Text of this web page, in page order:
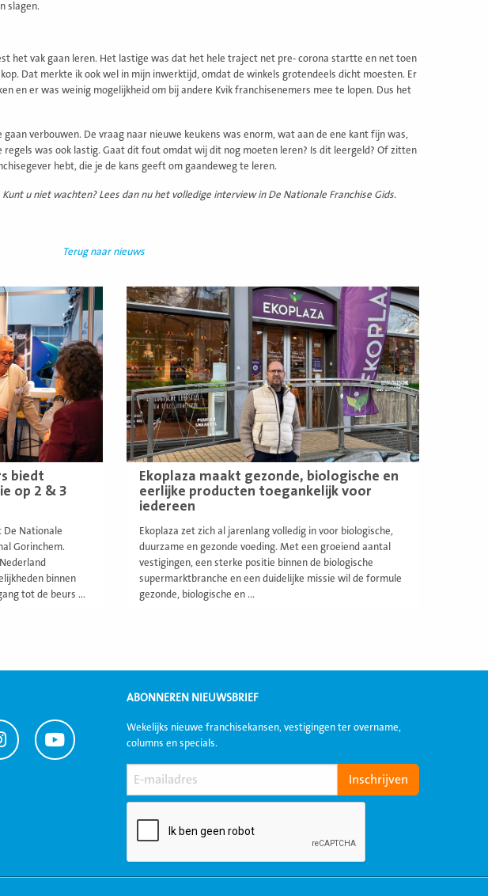
slagen.
het vak gaan leren. Het lastige was dat het hele traject net pre- corona startte en net toen
Dat merkte ik ook wel in mijn inwerktijd, omdat de winkels grotendeels dicht moesten. Er
en er was weinig mogelijkheid om bij andere Kvik franchisenemers mee te lopen. Dus het
verbouwen. De vraag naar nieuwe keukens was enorm, wat aan de ene kant fijn was,
was ook lastig. Gaat dit fout omdat wij dit nog moeten leren? Is dit leergeld? Of zitten
hebt, die je de kans geeft om gaandeweg te leren.
u niet wachten? Lees dan nu het volledige interview in De Nationale Franchise Gids.
Terug naar nieuws
biedt
op 2 & 3
De Nationale
Gorinchem.
binnen
tot de beurs ...
Ekoplaza maakt gezonde, biologische en
eerlijke producten toegankelijk voor
iedereen
Ekoplaza zet zich al jarenlang volledig in voor biologische,
duurzame en gezonde voeding. Met een groeiend aantal
vestigingen, een sterke positie binnen de biologische
supermarktbranche en een duidelijke missie wil de formule
gezonde, biologische en ...
Lees
meer
Ga
naar
ABONNEREN NIEUWSBRIEF
Wekelijks nieuwe franchisekansen, vestigingen ter overname,
columns en specials.